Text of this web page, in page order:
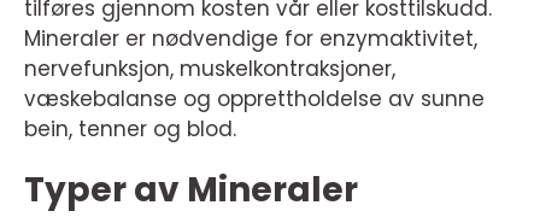
tilføres gjennom kosten vår eller kosttilskudd.
Mineraler er nødvendige for enzymaktivitet,
nervefunksjon, muskelkontraksjoner,
væskebalanse og opprettholdelse av sunne
bein, tenner og blod.
Typer av Mineraler